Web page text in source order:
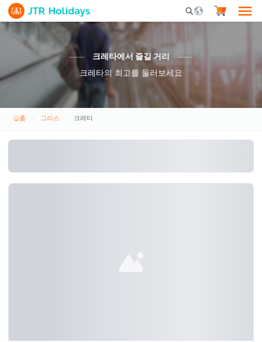
Mobile Search
크레타에서 즐길 거리
크레타의 최고를 둘러보세요
홈 그리스 크레타